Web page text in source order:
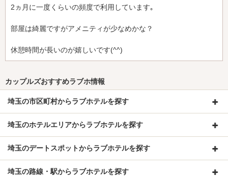
2ヵ月に一度くらいの頻度で利用しています｡
部屋は綺麗ですがアメニティが少なめかな？
休憩時間が長いのが嬉しいです(^^)
カップルズおすすめラブホ情報
埼玉の市区町村からラブホテルを探す
埼玉のホテルエリアからラブホテルを探す
埼玉のデートスポットからラブホテルを探す
埼玉の路線・駅からラブホテルを探す